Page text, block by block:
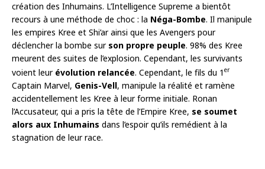
création des Inhumains. L’Intelligence Supreme a bientôt
recours à une méthode de choc : la Néga-Bombe. Il manipule
les empires Kree et Shi’ar ainsi que les Avengers pour
déclencher la bombe sur son propre peuple. 98% des Kree
meurent des suites de l’explosion. Cependant, les survivants
voient leur évolution relancée. Cependant, le fils du 1 er
Captain Marvel, Genis-Vell, manipule la réalité et ramène
accidentellement les Kree à leur forme initiale. Ronan
l’Accusateur, qui a pris la tête de l’Empire Kree, se soumet
alors aux Inhumains dans l’espoir qu’ils remédient à la
stagnation de leur race.